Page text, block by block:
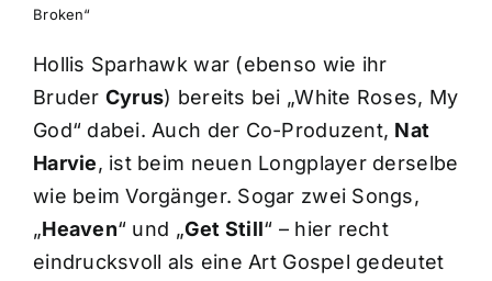
Broken“
Hollis Sparhawk war (ebenso wie ihr
Bruder Cyrus) bereits bei „White Roses, My
God“ dabei. Auch der Co-Produzent, Nat
Harvie, ist beim neuen Longplayer derselbe
wie beim Vorgänger. Sogar zwei Songs,
„Heaven“ und „Get Still“ – hier recht
eindrucksvoll als eine Art Gospel gedeutet